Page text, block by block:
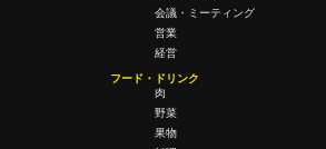
会議・ミーティング
営業
経営
フード・ドリンク
肉
野菜
果物